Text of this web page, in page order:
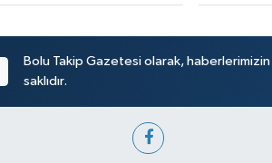
Bolu Takip Gazetesi olarak, haberlerimizin
saklıdır.